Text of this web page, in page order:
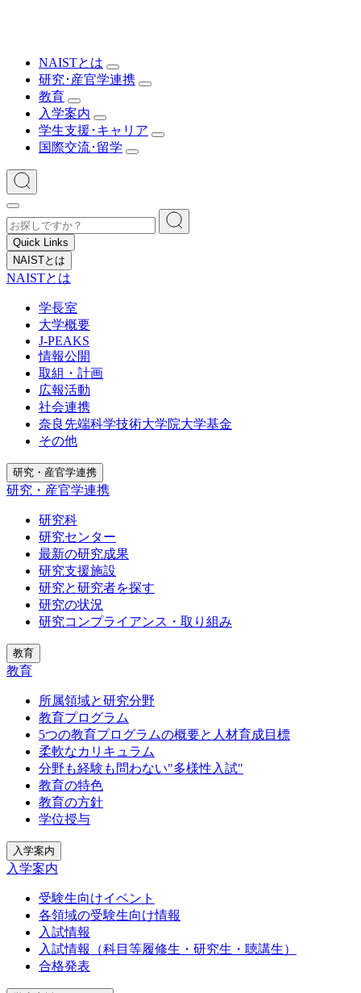
NAISTとは
研究･産官学連携
教育
入学案内
学生支援･キャリア
国際交流･留学
Quick Links
NAISTとは
NAISTとは
学長室
大学概要
J-PEAKS
情報公開
取組・計画
広報活動
社会連携
奈良先端科学技術大学院大学基金
その他
研究・産官学連携
研究・産官学連携
研究科
研究センター
最新の研究成果
研究支援施設
研究と研究者を探す
研究の状況
研究コンプライアンス・取り組み
教育
教育
所属領域と研究分野
教育プログラム
5つの教育プログラムの概要と人材育成目標
柔軟なカリキュラム
分野も経験も問わない"多様性入試"
教育の特色
教育の方針
学位授与
入学案内
入学案内
受験生向けイベント
各領域の受験生向け情報
入試情報
入試情報（科目等履修生・研究生・聴講生）
合格発表